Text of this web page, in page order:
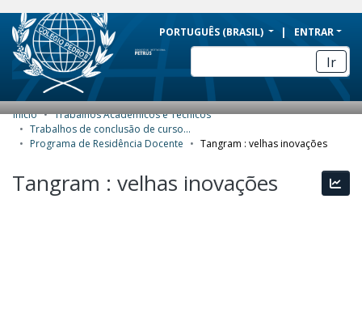
BRAZIL
Simplifique!
Comunica BR
Participe
Acesso à informação
Canais
PORTUGUÊS (BRASIL) ENTRAR
Ir
COMUNIDADES E COLEÇÕES
ESTATÍSTICAS
Início
Trabalhos Acadêmicos e Técnicos
Trabalhos de conclusão de curso de Especialização
Programa de Residência Docente
Tangram : velhas inovações
Tangram : velhas inovações